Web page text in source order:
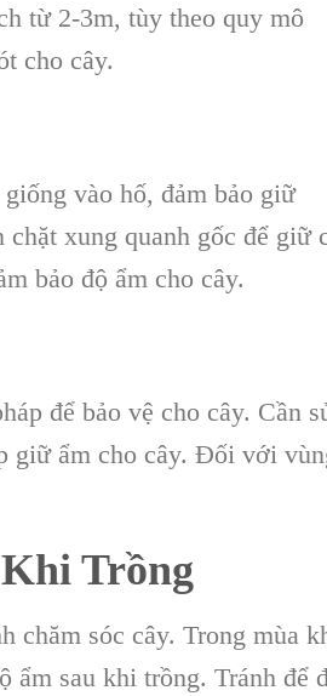
từ 2-3m, tùy theo quy mô
cho cây.
vào hố, đảm bảo giữ
chặt xung quanh gốc để giữ
bảo độ ẩm cho cây.
để bảo vệ cho cây. Cần
giữ ẩm cho cây. Đối với
Trồng
chăm sóc cây. Trong mùa
ẩm sau khi trồng. Tránh để